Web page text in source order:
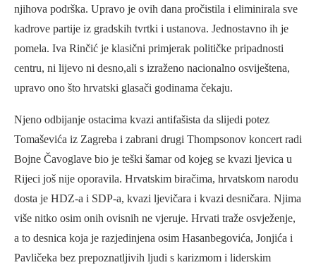
njihova podrška. Upravo je ovih dana pročistila i eliminirala sve
kadrove partije iz gradskih tvrtki i ustanova. Jednostavno ih je
pomela. Iva Rinčić je klasični primjerak političke pripadnosti
centru, ni lijevo ni desno,ali s izraženo nacionalno osviještena,
upravo ono što hrvatski glasači godinama čekaju.
Njeno odbijanje ostacima kvazi antifašista da slijedi potez
Tomaševića iz Zagreba i zabrani drugi Thompsonov koncert radi
Bojne Čavoglave bio je teški šamar od kojeg se kvazi ljevica u
Rijeci još nije oporavila. Hrvatskim biračima, hrvatskom narodu
dosta je HDZ-a i SDP-a, kvazi ljevičara i kvazi desničara. Njima
više nitko osim onih ovisnih ne vjeruje. Hrvati traže osvježenje,
a to desnica koja je razjedinjena osim Hasanbegovića, Jonjića i
Pavličeka bez prepoznatljivih ljudi s karizmom i liderskim